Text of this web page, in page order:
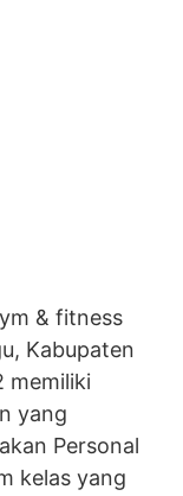
& fitness
Kabupaten
memiliki
yang
Personal
kelas yang